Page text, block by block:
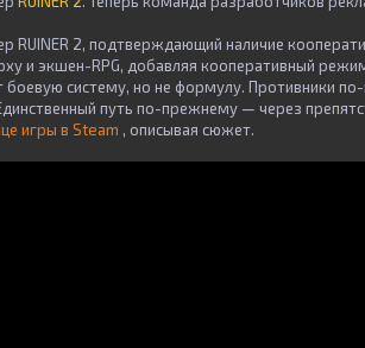
RUINER 2, подтверждающий наличие
и экшен-RPG, добавляя кооперативный
боевую систему, но не формулу. Противники
путь по-прежнему — через
игры в Steam , описывая сюжет.